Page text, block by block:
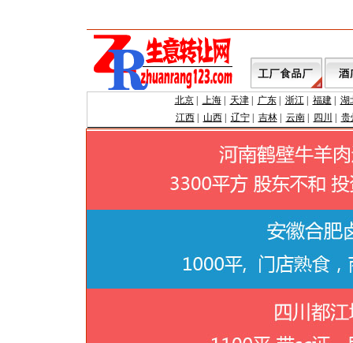
北京| 上海| 天津| 广东| 浙江| 福建| 湖
江西| 山西| 辽宁| 吉林| 云南| 四川 贵